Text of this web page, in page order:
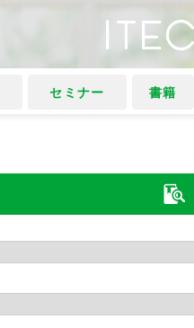
セミナー 書籍